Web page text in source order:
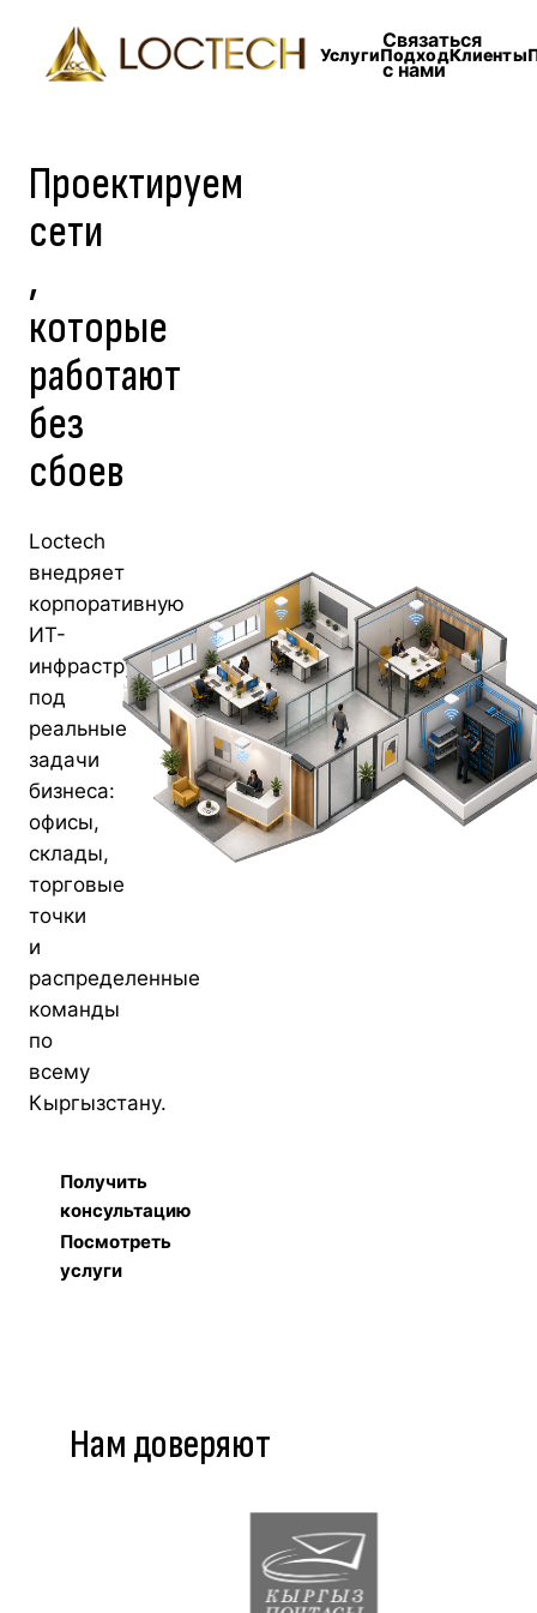
УслугиПодходКлиенты
Связаться
с нами
Проектируем
сети
,
которые
работают
без
сбоев
Loctech
внедряет
корпоративную
ИТ-
инфраструктуру
под
реальные
задачи
бизнеса:
офисы,
склады,
торговые
точки
и
распределенные
команды
по
всему
Кыргызстану.
Получить
консультацию
Посмотреть
услуги
Нам доверяют